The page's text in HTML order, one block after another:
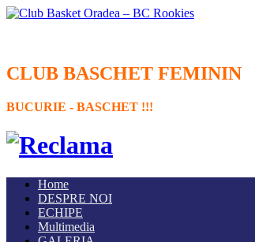
CLUB BASCHET FEMININ
BUCURIE - BASCHET !!!
Home
DESPRE NOI
ECHIPE
Multimedia